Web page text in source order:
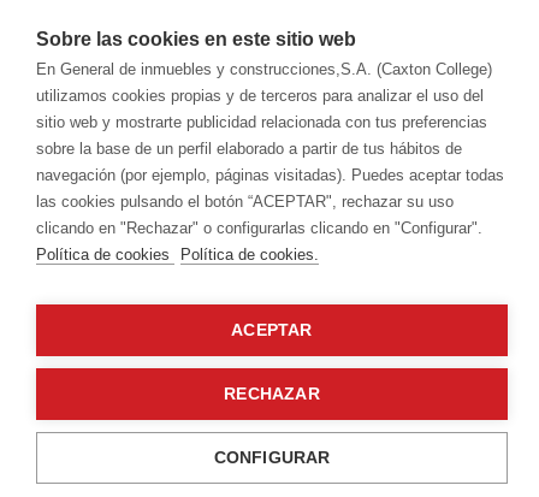
Nuestros servicios
Comprometidos
por su bienestar
Sobre las cookies en este sitio web
En General de inmuebles y construcciones,S.A. (Caxton College)
utilizamos cookies propias y de terceros para analizar el uso del
sitio web y mostrarte publicidad relacionada con tus preferencias
sobre la base de un perfil elaborado a partir de tus hábitos de
navegación (por ejemplo, páginas visitadas). Puedes aceptar todas
las cookies pulsando el botón “ACEPTAR", rechazar su uso
clicando en "Rechazar" o configurarlas clicando en "Configurar".
Política de cookies
Política de cookies.
ACEPTAR
RECHAZAR
CONFIGURAR